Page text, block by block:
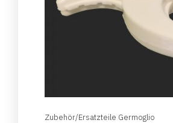
Zubehör/Ersatzteile Germoglio